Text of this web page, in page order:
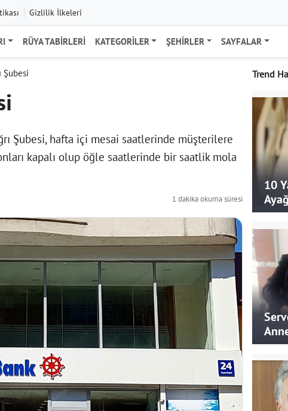
Gizlilik İlkeleri
RÜYA TABIRLERI KATEGORILER ŞEHIRLER SAYFALAR
Şubesi
Şubesi, hafta içi mesai saatlerinde müşterilere
kapalı olup öğle saatlerinde bir saatlik mola
1 dakika okuma süresi
Trend
10